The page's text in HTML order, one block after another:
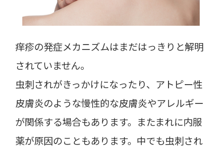
痒疹の発症メカニズムはまだはっきりと解明
されていません。
虫刺されがきっかけになったり、アトピー性
皮膚炎のような慢性的な皮膚炎やアレルギー
が関係する場合もあります。またまれに内服
薬が原因のこともあります。中でも虫刺され